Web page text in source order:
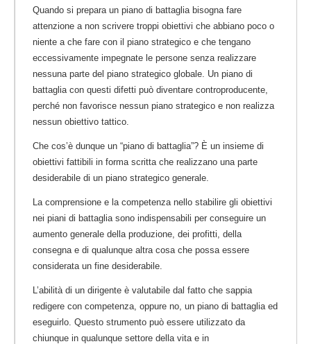
Quando si prepara un piano di battaglia bisogna fare
attenzione a non scrivere troppi obiettivi che abbiano poco o
niente a che fare con il piano strategico e che tengano
eccessivamente impegnate le persone senza realizzare
nessuna parte del piano strategico globale. Un piano di
battaglia con questi difetti può diventare controproducente,
perché non favorisce nessun piano strategico e non realizza
nessun obiettivo tattico.
Che cos’è dunque un “piano di battaglia”? È un insieme di
obiettivi fattibili in forma scritta che realizzano una parte
desiderabile di un piano strategico generale.
La comprensione e la competenza nello stabilire gli obiettivi
nei piani di battaglia sono indispensabili per conseguire un
aumento generale della produzione, dei profitti, della
consegna e di qualunque altra cosa che possa essere
considerata un fine desiderabile.
L’abilità di un dirigente è valutabile dal fatto che sappia
redigere con competenza, oppure no, un piano di battaglia ed
eseguirlo. Questo strumento può essere utilizzato da
chiunque in qualunque settore della vita e in